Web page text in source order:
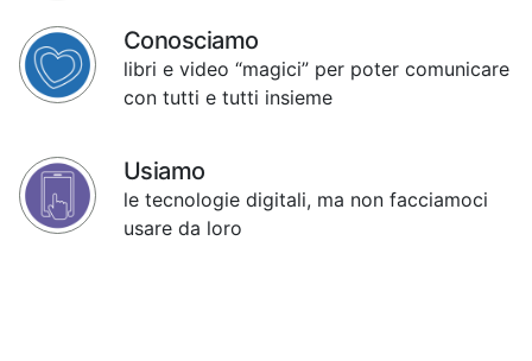
Conosciamo
libri e video “magici” per poter comunicare
con tutti e tutti insieme
Usiamo
le tecnologie digitali, ma non facciamoci
usare da loro